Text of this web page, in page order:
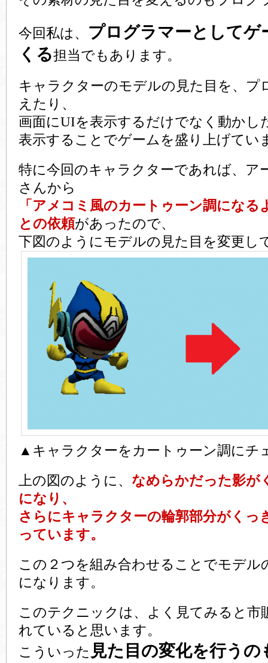
今回私は、 プログラマーとしてゲ
くる担当でもあります。
キャラクターのモデルの見た目を、プ
えたり、
画面にUIを表示するだけでなく動かし
表示することでゲームを盛り上げてい
特に今回のキャラクターであれば、ア
さんから
「アメコミ風のカートゥーン調にな
との依頼があったので、
下図のようにモデルの見た目を変更し
▲キャラクターをカートゥーン調にチ
上の図のように、 なめらかだった影が
になり、
さらにキャラクターの輪郭部分がくっ
っています。
この２つを組み合わせることでモデル
になります。
このテクニックは、よく見てみると市
れていると思います。
こういった 見た目の変化を行う